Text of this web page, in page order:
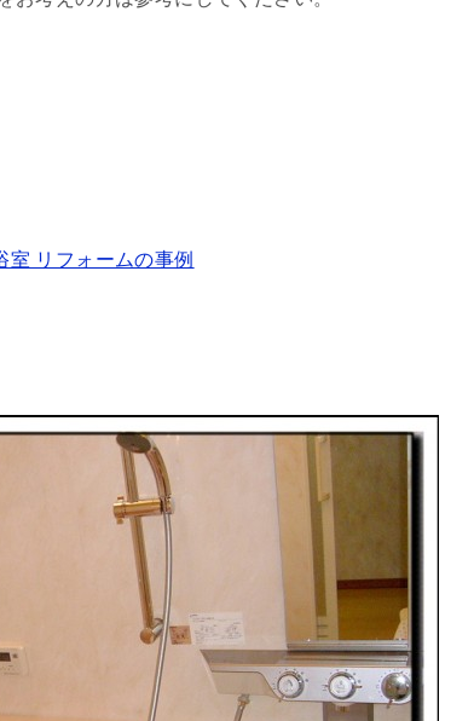
リフォームの事例